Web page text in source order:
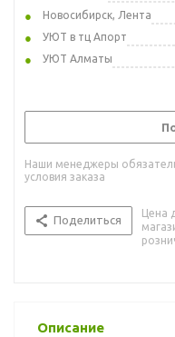
Новосибирск, Лента
УЮТ в тц Апорт
УЮТ Алматы
Наши менеджеры
условия заказа
Поделиться
Цена
Описание